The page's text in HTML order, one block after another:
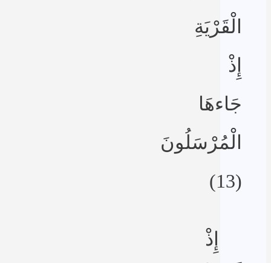
الْقَرْيَةِ
إِذْ
جَاءهَا
الْمُرْسَلُونَ
(13)
إِذْ